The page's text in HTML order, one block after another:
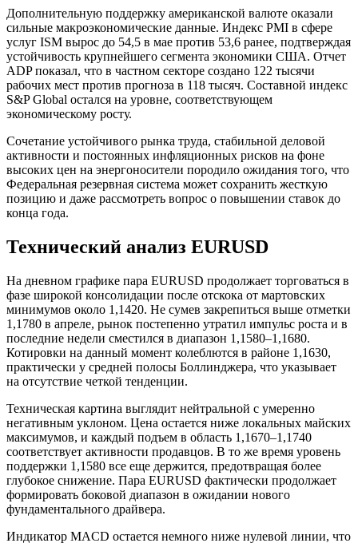
Дополнительную поддержку американской валюте оказали
сильные макроэкономические данные. Индекс PMI в сфере
услуг ISM вырос до 54,5 в мае против 53,6 ранее, подтверждая
устойчивость крупнейшего сегмента экономики США. Отчет
ADP показал, что в частном секторе создано 122 тысячи
рабочих мест против прогноза в 118 тысяч. Составной индекс
S&P Global остался на уровне, соответствующем
экономическому росту.
Сочетание устойчивого рынка труда, стабильной деловой
активности и постоянных инфляционных рисков на фоне
высоких цен на энергоносители породило ожидания того, что
Федеральная резервная система может сохранить жесткую
позицию и даже рассмотреть вопрос о повышении ставок до
конца года.
Технический анализ EURUSD
На дневном графике пара EURUSD продолжает торговаться в
фазе широкой консолидации после отскока от мартовских
минимумов около 1,1420. Не сумев закрепиться выше отметки
1,1780 в апреле, рынок постепенно утратил импульс роста и в
последние недели сместился в диапазон 1,1580–1,1680.
Котировки на данный момент колеблются в районе 1,1630,
практически у средней полосы Боллинджера, что указывает
на отсутствие четкой тенденции.
Техническая картина выглядит нейтральной с умеренно
негативным уклоном. Цена остается ниже локальных майских
максимумов, и каждый подъем в область 1,1670–1,1740
соответствует активности продавцов. В то же время уровень
поддержки 1,1580 все еще держится, предотвращая более
глубокое снижение. Пара EURUSD фактически продолжает
формировать боковой диапазон в ожидании нового
фундаментального драйвера.
Индикатор MACD остается немного ниже нулевой линии, что